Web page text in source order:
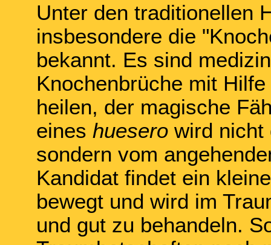
Unter den traditionellen
insbesondere die
bekannt. Es sind
Knochenbrüche mit
heilen, der magische
eines hueserowird nicht
sondern vom
Kandidat findet ein
bewegt und wird im
und gut zu behandeln.